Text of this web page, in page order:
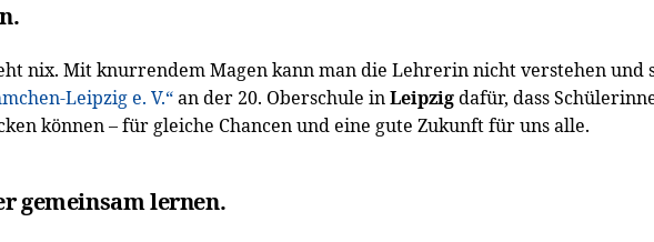
nix. Mit knurrendem Magen kann man die Lehrerin nicht verstehen und
Leipzig e. V.“an der 20. Oberschule inLeipzigdafür, dass
können – für gleiche Chancen und eine gute Zukunft für uns alle.
gemeinsam lernen.